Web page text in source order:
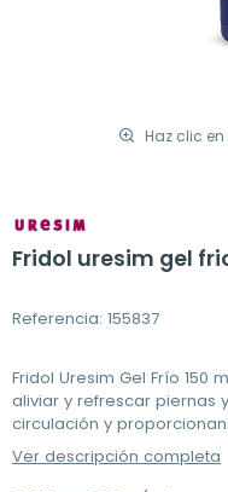
Haz clic
Fridol uresim gel
Referencia: 155837
Fridol Uresim Gel Frío 150
aliviar y refrescar piernas
circulación y
Ver descripción completa